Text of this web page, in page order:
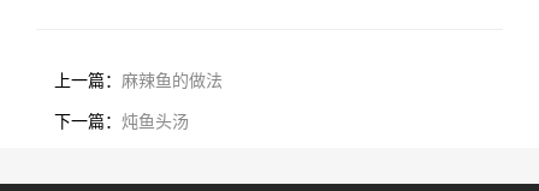
上一篇： 麻辣鱼的做法
下一篇： 炖鱼头汤